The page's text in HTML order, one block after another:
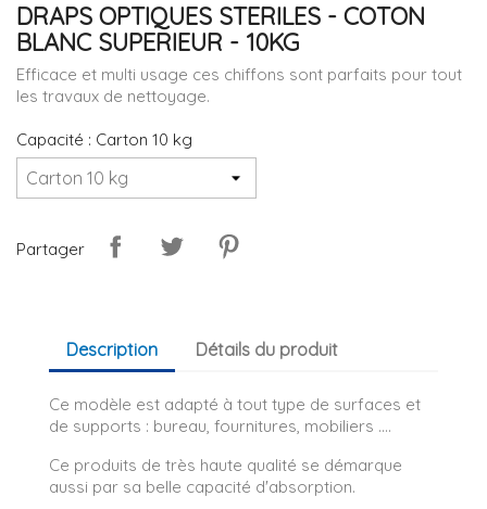
DRAPS OPTIQUES STERILES - COTON
BLANC SUPERIEUR - 10KG
Efficace et multi usage ces chiffons sont parfaits pour tout
les travaux de nettoyage.
Capacité : Carton 10 kg
Partager
Description Détails du produit
Ce modèle est adapté à tout type de surfaces et
de supports : bureau, fournitures, mobiliers ....
Ce produits de très haute qualité se démarque
aussi par sa belle capacité d'absorption.